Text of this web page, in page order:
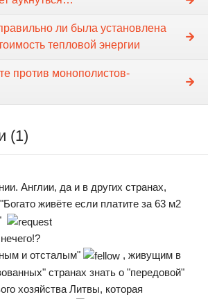
ли была установлена
тепловой энергии
против монополистов-
(1)
Англии, да и в других странах,
живёте если платите за 63 м2
и отсталым"
, живущим в
странах знать о "передовой"
хозяйства Литвы, которая